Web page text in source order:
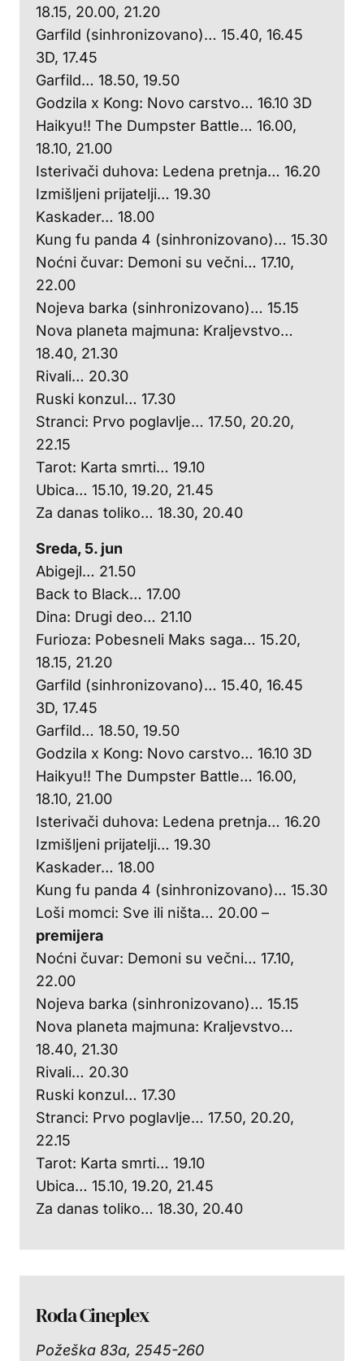
18.15, 20.00, 21.20
Garfild (sinhronizovano)… 15.40, 16.45
3D, 17.45
Garfild… 18.50, 19.50
Godzila x Kong: Novo carstvo… 16.10 3D
Haikyu!! The Dumpster Battle… 16.00,
18.10, 21.00
Isterivači duhova: Ledena pretnja… 16.20
Izmišljeni prijatelji… 19.30
Kaskader… 18.00
Kung fu panda 4 (sinhronizovano)… 15.30
Noćni čuvar: Demoni su večni… 17.10,
22.00
Nojeva barka (sinhronizovano)… 15.15
Nova planeta majmuna: Kraljevstvo…
18.40, 21.30
Rivali… 20.30
Ruski konzul… 17.30
Stranci: Prvo poglavlje… 17.50, 20.20,
22.15
Tarot: Karta smrti… 19.10
Ubica… 15.10, 19.20, 21.45
Za danas toliko… 18.30, 20.40
Sreda, 5. jun
Abigejl… 21.50
Back to Black… 17.00
Dina: Drugi deo… 21.10
Furioza: Pobesneli Maks saga… 15.20,
18.15, 21.20
Garfild (sinhronizovano)… 15.40, 16.45
3D, 17.45
Garfild… 18.50, 19.50
Godzila x Kong: Novo carstvo… 16.10 3D
Haikyu!! The Dumpster Battle… 16.00,
18.10, 21.00
Isterivači duhova: Ledena pretnja… 16.20
Izmišljeni prijatelji… 19.30
Kaskader… 18.00
Kung fu panda 4 (sinhronizovano)… 15.30
Loši momci: Sve ili ništa… 20.00 –
premijera
Noćni čuvar: Demoni su večni… 17.10,
22.00
Nojeva barka (sinhronizovano)… 15.15
Nova planeta majmuna: Kraljevstvo…
18.40, 21.30
Rivali… 20.30
Ruski konzul… 17.30
Stranci: Prvo poglavlje… 17.50, 20.20,
22.15
Tarot: Karta smrti… 19.10
Ubica… 15.10, 19.20, 21.45
Za danas toliko… 18.30, 20.40
Roda Cineplex
Požeška 83a, 2545-260